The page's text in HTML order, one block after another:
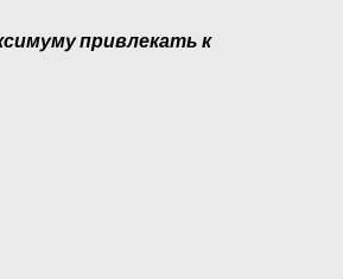
привлекать к